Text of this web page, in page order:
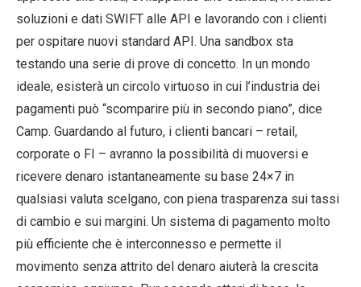
soluzioni e dati SWIFT alle API e lavorando con i clienti
per ospitare nuovi standard API. Una sandbox sta
testando una serie di prove di concetto. In un mondo
ideale, esisterà un circolo virtuoso in cui l’industria dei
pagamenti può “scomparire più in secondo piano”, dice
Camp. Guardando al futuro, i clienti bancari – retail,
corporate o FI – avranno la possibilità di muoversi e
ricevere denaro istantaneamente su base 24×7 in
qualsiasi valuta scelgano, con piena trasparenza sui tassi
di cambio e sui margini. Un sistema di pagamento molto
più efficiente che è interconnesso e permette il
movimento senza attrito del denaro aiuterà la crescita